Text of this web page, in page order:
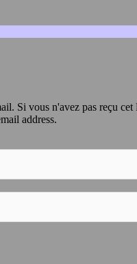
Si vous n'avez pas reçu
address.